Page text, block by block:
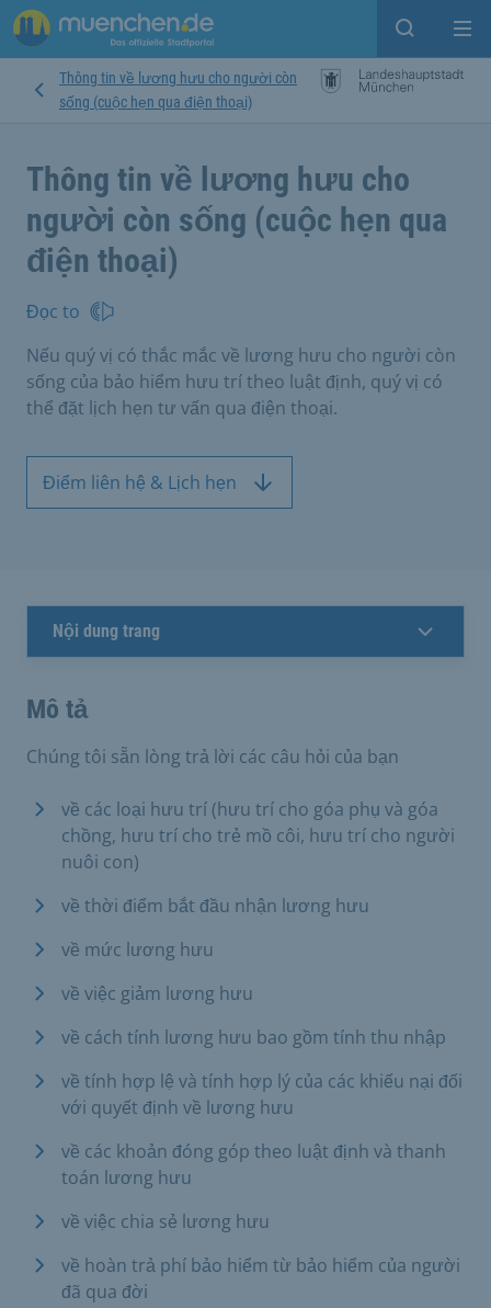
Open
Thông tin về lương hưu cho người còn
sống (cuộc hẹn qua điện thoại)
Thông tin về lương hưu cho
người còn sống (cuộc hẹn qua
điện thoại)
Đọc to
Nếu quý vị có thắc mắc về lương hưu cho người còn
sống của bảo hiểm hưu trí theo luật định, quý vị có
thể đặt lịch hẹn tư vấn qua điện thoại.
Điểm liên hệ & Lịch hẹn
Nội dung trang
Mô tả
Chúng tôi sẵn lòng trả lời các câu hỏi của bạn
về các loại hưu trí (hưu trí cho góa phụ và góa
chồng, hưu trí cho trẻ mồ côi, hưu trí cho người
nuôi con)
về thời điểm bắt đầu nhận lương hưu
về mức lương hưu
về việc giảm lương hưu
về cách tính lương hưu bao gồm tính thu nhập
về tính hợp lệ và tính hợp lý của các khiếu nại đối
với quyết định về lương hưu
về các khoản đóng góp theo luật định và thanh
toán lương hưu
về việc chia sẻ lương hưu
về hoàn trả phí bảo hiểm từ bảo hiểm của người
đã qua đời